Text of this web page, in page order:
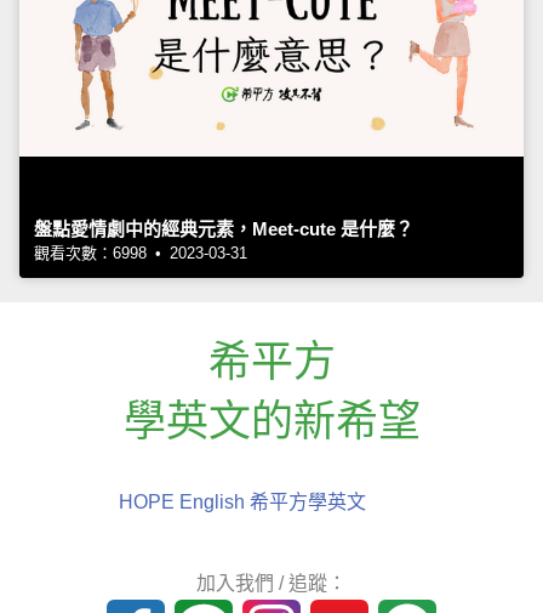
盤點愛情劇中的經典元素，Meet-cute 是什麼？
觀看次數：6998 • 2023-03-31
希平方
學英文的新希望
HOPE English 希平方學英文
加入我們 / 追蹤：